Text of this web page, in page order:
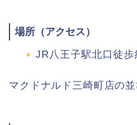
場所（アクセス）
JR八王子駅北口徒歩
マクドナルド三崎町店の